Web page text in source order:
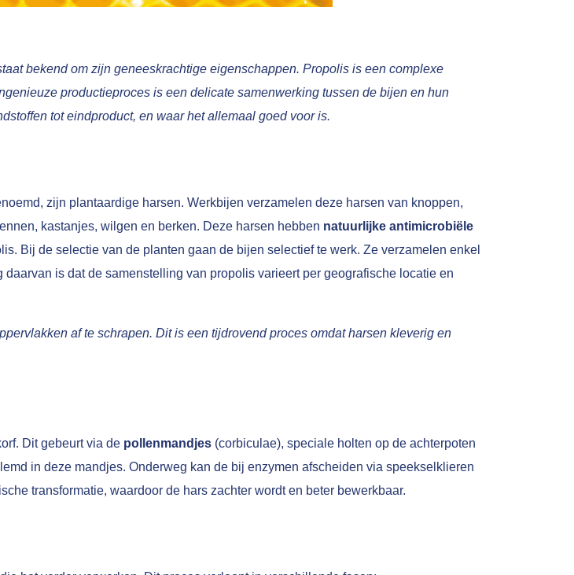
bekend om zijn geneeskrachtige eigenschappen. Propolis is een complexe
productieproces is een delicate samenwerking tussen de bijen en hun
tot eindproduct, en waar het allemaal goed voor is.
zijn plantaardige harsen. Werkbijen verzamelen deze harsen van knoppen,
kastanjes, wilgen en berken. Deze harsen hebben natuurlijke antimicrobiële
Bij de selectie van de planten gaan de bijen selectief te werk. Ze verzamelen enkel
is dat de samenstelling van propolis varieert per geografische locatie en
af te schrapen. Dit is een tijdrovend proces omdat harsen kleverig en
Dit gebeurt via de pollenmandjes (corbiculae), speciale holten op de achterpoten
in deze mandjes. Onderweg kan de bij enzymen afscheiden via speekselklieren
transformatie, waardoor de hars zachter wordt en beter bewerkbaar.